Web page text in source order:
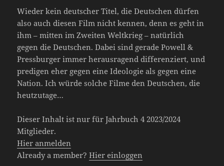
Wieder kein deutscher Titel, die Deutschen dürfen
also auch diesen Film nicht kennen, denn es geht in
ihm – mitten im Zweiten Weltkrieg – natürlich
gegen die Deutschen. Dabei sind gerade Powell &
Pressburger immer herausragend differenziert, und
predigen eher gegen eine Ideologie als gegen eine
Nation. Ich würde solche Filme den Deutschen, die
heutzutage…
Dieser Inhalt ist nur für Jahrbuch 4 2023/2024
Mitglieder.
Hier anmelden
Already a member?Hier einloggen